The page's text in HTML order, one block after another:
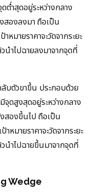
ำสุดอยู่ระหว่างกลาง
สองลงมา ถือเป็น
ายราคาจะวัดจากระยะ
นำไปฉายลงมาจากจุดที่
บตัวขาขึ้น ประกอบด้วย
ดสูงสุดอยู่ระหว่างกลาง
สองขึ้นไป ถือเป็น
มายราคาจะวัดจากระยะ
นำไปฉายขึ้นมาจากจุดที่
Wedge